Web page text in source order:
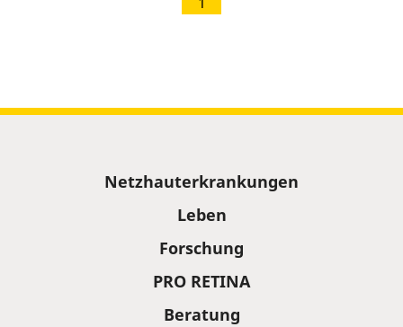
Netzhauterkrankungen
Leben
Forschung
PRO RETINA
Beratung